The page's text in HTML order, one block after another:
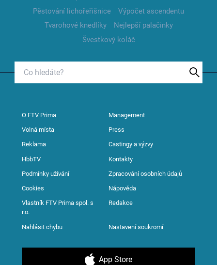
Pěstování lichořeřišnice
Výpočet ascendentu
Tvarohové knedlíky
Nejlepší palačinky
Švestkový koláč
O FTV Prima Management
Volná místa Press
Reklama Castingy a výzvy
HbbTV Kontakty
Podmínky užívání Zpracování osobních údajů
Cookies Nápověda
Vlastník FTV Prima spol. s
r.o.
Redakce
Nahlásit chybu Nastavení soukromí
App Store